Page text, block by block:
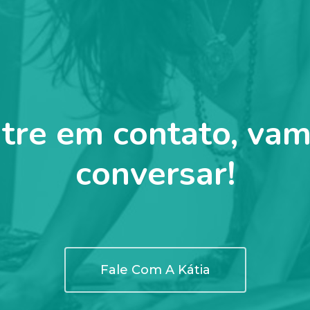
em contato,
conversar!
Fale Com A Kátia